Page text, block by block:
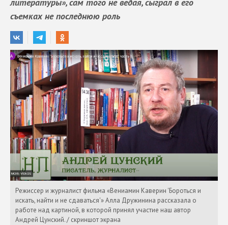
съемках не последнюю роль
Режиссер и журналист фильма «Вениамин Каверин 'Бороться и
искать, найти и не сдаваться'» Алла Дружинина рассказала о
работе над картиной, в которой принял участие наш автор
Андрей Цунский. / скриншот экрана